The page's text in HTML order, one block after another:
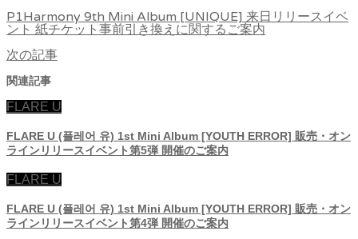
P1Harmony 9th Mini Album [UNIQUE] 来日リリースイベ
ント 紙チケット事前引き換えに関するご案内
次の記事
関連記事
FLARE U
FLARE U (플레어 유) 1st Mini Album [YOUTH ERROR] 販売・オン
ラインリリースイベント第5弾 開催のご案内
FLARE U
FLARE U (플레어 유) 1st Mini Album [YOUTH ERROR] 販売・オン
ラインリリースイベント第4弾 開催のご案内